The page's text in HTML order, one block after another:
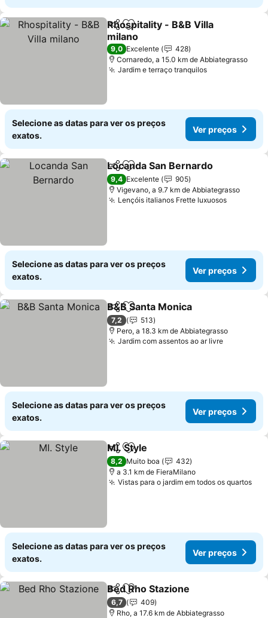
PartilharAdicionar aos favoritos
Rhospitality - B&B Villa
milano
Ver preços
9,0 Excelente
428
Cornaredo, a 15.0 km de Abbiategrasso
Jardim e terraço tranquilosVer preços
Selecione as datas para ver os preços
exatos.
Ver preços
PartilharAdicionar aos favoritos
Locanda San Bernardo
9,4 Excelente
905
Vigevano, a 9.7 km de Abbiategrasso
Lençóis italianos Frette luxuososVer
Selecione as datas para ver os preços
exatos.
Ver preços
PartilharAdicionar aos favoritos
B&B Santa Monica
7,2
513
Pero, a 18.3 km de Abbiategrasso
Jardim com assentos ao ar livreVer
Selecione as datas para ver os preços
exatos.
Ver preços
PartilharAdicionar aos favoritos
MI. Style
8,2 Muito boa
432
a 3.1 km de FieraMilano
Vistas para o jardim em todos os quartos
Selecione as datas para ver os preços
exatos.
Ver preços
PartilharAdicionar aos favoritos
Bed Rho Stazione
6,7
409
Rho, a 17.6 km de Abbiategrasso